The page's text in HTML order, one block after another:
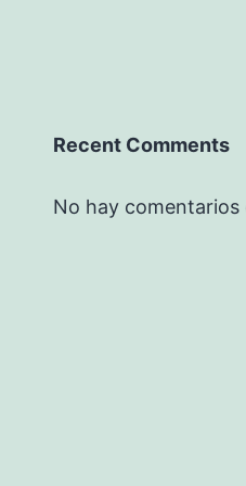
Recent Comments
No hay comentarios